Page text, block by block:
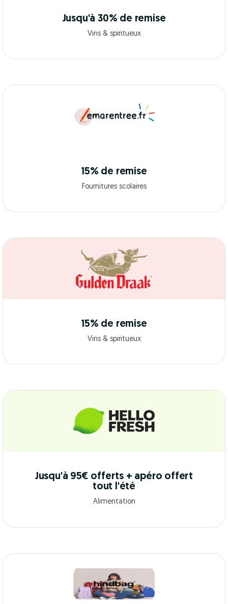
Jusqu'à 30% de remise
Vins & spiritueux
15% de remise
Fournitures scolaires
15% de remise
Vins & spiritueux
Jusqu'à 95€ offerts + apéro offert
tout l'été
Alimentation